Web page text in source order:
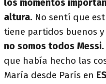
los momentos
altura. No sentí que
tiene partidos buenos
no somos todos Messi.
que había hecho las
María desde París en